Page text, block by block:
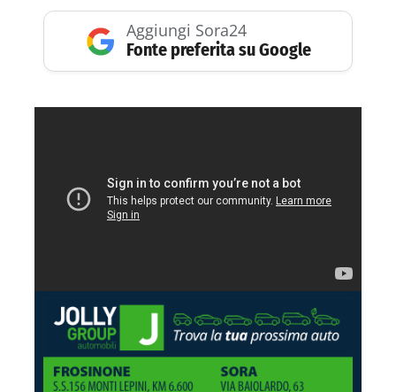
Aggiungi Sora24
Fonte preferita su Google